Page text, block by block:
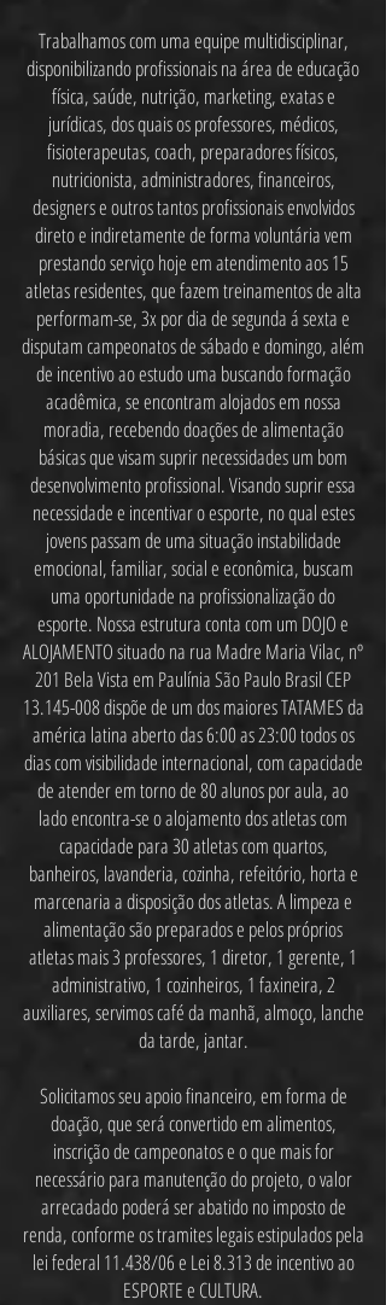
Trabalhamos com uma equipe multidisciplinar,
disponibilizando profissionais na área de educação
física, saúde, nutrição, marketing, exatas e
jurídicas, dos quais os professores, médicos,
fisioterapeutas, coach, preparadores físicos,
nutricionista, administradores, financeiros,
designers e outros tantos profissionais envolvidos
direto e indiretamente de forma voluntária vem
prestando serviço hoje em atendimento aos 15
atletas residentes, que fazem treinamentos de alta
performam-se, 3x por dia de segunda á sexta e
disputam campeonatos de sábado e domingo, além
de incentivo ao estudo uma buscando formação
acadêmica, se encontram alojados em nossa
moradia, recebendo doações de alimentação
básicas que visam suprir necessidades um bom
desenvolvimento profissional. Visando suprir essa
necessidade e incentivar o esporte, no qual estes
jovens passam de uma situação instabilidade
emocional, familiar, social e econômica, buscam
uma oportunidade na profissionalização do
esporte. Nossa estrutura conta com um DOJO e
ALOJAMENTO situado na rua Madre Maria Vilac, nº
201 Bela Vista em Paulínia São Paulo Brasil CEP
13.145-008dispõe de um dos maiores TATAMES da
américa latina aberto das 6:00 as 23:00 todos os
dias com visibilidade internacional, com capacidade
de atender em torno de 80 alunos por aula, ao
lado encontra-se o alojamento dos atletas com
capacidade para 30 atletas com quartos,
banheiros, lavanderia, cozinha, refeitório, horta e
marcenaria a disposição dos atletas. A limpeza e
alimentação são preparados e pelos próprios
atletas mais 3 professores, 1 diretor, 1 gerente, 1
administrativo, 1 cozinheiros, 1 faxineira, 2
auxiliares, servimos café da manhã, almoço, lanche
da tarde, jantar.
Solicitamos seu apoio financeiro, em forma de
doação, que será convertido em alimentos,
inscrição de campeonatos e o que mais for
necessário para manutenção do projeto, o valor
arrecadado poderá ser abatido no imposto de
renda, conforme os tramites legais estipulados pela
lei federal 11.438/06 e Lei 8.313 de incentivo ao
ESPORTE e CULTURA.